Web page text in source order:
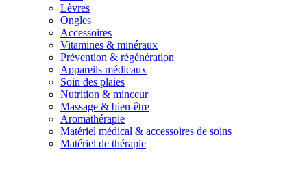
Lèvres
Ongles
Accessoires
Vitamines & minéraux
Prévention & régénération
Appareils médicaux
Soin des plaies
Nutrition & minceur
Massage & bien-être
Aromathérapie
Matériel médical & accessoires de soins
Matériel de thérapie